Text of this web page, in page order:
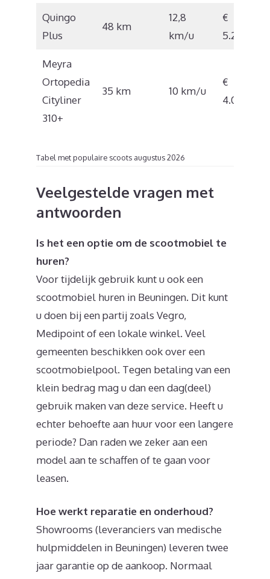
Quingo
Plus
48 km
12,8
km/u
€
5.250
Meyra
Ortopedia
Cityliner
310+
35 km 10 km/u
€
4.074
Tabel met populaire scoots augustus 2026
Veelgestelde vragen met
antwoorden
Is het een optie om de scootmobiel te
huren?
Voor tijdelijk gebruik kunt u ook een
scootmobiel huren in Beuningen. Dit kunt
u doen bij een partij zoals Vegro,
Medipoint of een lokale winkel. Veel
gemeenten beschikken ook over een
scootmobielpool. Tegen betaling van een
klein bedrag mag u dan een dag(deel)
gebruik maken van deze service. Heeft u
echter behoefte aan huur voor een langere
periode? Dan raden we zeker aan een
model aan te schaffen of te gaan voor
leasen.
Hoe werkt reparatie en onderhoud?
Showrooms (leveranciers van medische
hulpmiddelen in Beuningen) leveren twee
jaar garantie op de aankoop. Normaal